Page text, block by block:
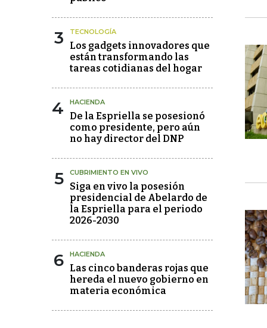
3 TECNOLOGÍA
Los gadgets innovadores que
están transformando las
tareas cotidianas del hogar
4 HACIENDA
De la Espriella se posesionó
como presidente, pero aún
no hay director del DNP
5 CUBRIMIENTO EN VIVO
Siga en vivo la posesión
presidencial de Abelardo de
la Espriella para el periodo
2026-2030
6 HACIENDA
Las cinco banderas rojas que
hereda el nuevo gobierno en
materia económica